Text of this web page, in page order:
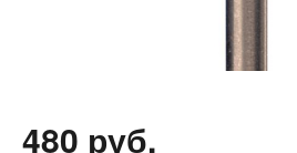
480 руб.